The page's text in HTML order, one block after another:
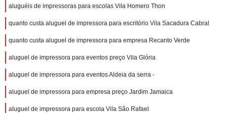
aluguéis de impressoras para escolas Vila Homero Thon
quanto custa aluguel de impressora para escritório Vila Sacadura Cabral
quanto custa aluguel de impressora para empresa Recanto Verde
aluguel de impressora para eventos preço Vila Glória
aluguel de impressora para eventos Aldeia da serra -
aluguel de impressora para empresa preço Jardim Jamaica
aluguel de impressora para escola Vila São Rafael